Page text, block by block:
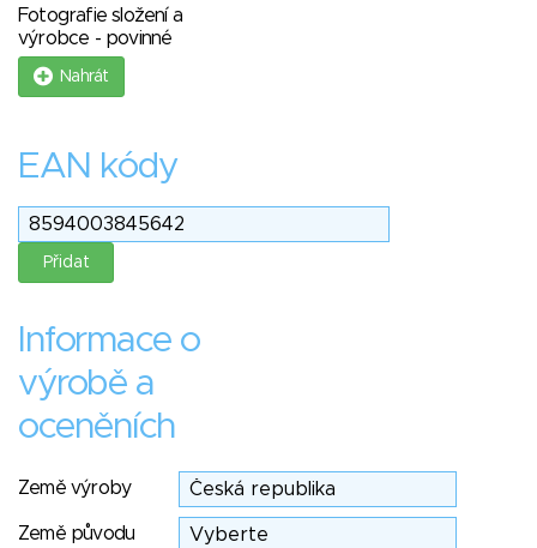
Fotografie složení a
výrobce - povinné
Nahrát
EAN kódy
Informace o
výrobě a
oceněních
Země výroby
Země původu